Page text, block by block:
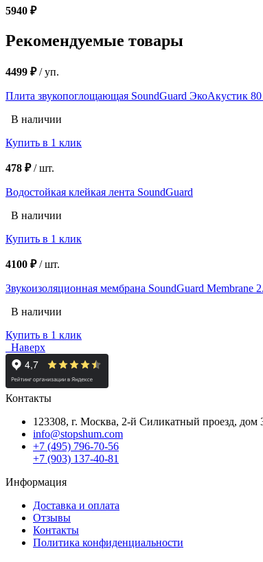
5940 ₽
Рекомендуемые товары
4499 ₽/уп.
Плита звукопоглощающая SoundGuard ЭкоАкустик
В наличии
Купить в 1 клик
478 ₽/шт.
Водостойкая клейкая лента SoundGuard
В наличии
Купить в 1 клик
4100 ₽/шт.
Звукоизоляционная мембрана SoundGuard Membrane
В наличии
Купить в 1 клик
Наверх
Контакты
123308, г. Москва, 2-й Силикатный проезд, дом
info@stopshum.com
+7 (495) 796-70-56
+7 (903) 137-40-81
Информация
Доставка и оплата
Отзывы
Контакты
Политика конфиденциальности